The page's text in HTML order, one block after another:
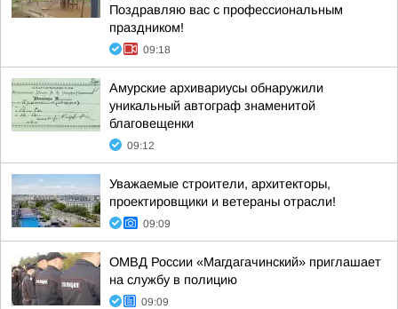
Поздравляю вас с профессиональным
праздником!
09:18
Амурские архивариусы обнаружили
уникальный автограф знаменитой
благовещенки
09:12
Уважаемые строители, архитекторы,
проектировщики и ветераны отрасли!
09:09
ОМВД России «Магдагачинский» приглашает
на службу в полицию
09:09